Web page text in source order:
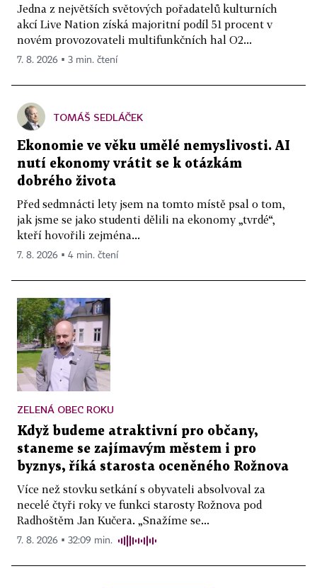
Jedna z největších světových pořadatelů kulturních
akcí Live Nation získá majoritní podíl 51 procent v
novém provozovateli multifunkčních hal O2...
7. 8. 2026 ▪ 3 min. čtení
TOMÁŠ SEDLÁČEK
Ekonomie ve věku umělé nemyslivosti. AI
nutí ekonomy vrátit se k otázkám
dobrého života
Před sedmnácti lety jsem na tomto místě psal o tom,
jak jsme se jako studenti dělili na ekonomy „tvrdé“,
kteří hovořili zejména...
7. 8. 2026 ▪ 4 min. čtení
ZELENÁ OBEC ROKU
Když budeme atraktivní pro občany,
staneme se zajímavým městem i pro
byznys, říká starosta oceněného Rožnova
Více než stovku setkání s obyvateli absolvoval za
necelé čtyři roky ve funkci starosty Rožnova pod
Radhoštěm Jan Kučera. „Snažíme se...
7. 8. 2026 ▪ 32:09 min.